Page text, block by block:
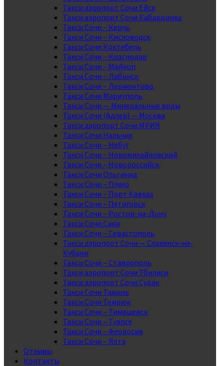
Такси аэропорт Сочи Ейск
Такси аэропорт Сочи Кабардинка
Такси Сочи – Керчь
Такси Сочи – Кисловодск
Такси Сочи Коктебель
Такси Сочи – Краснодар
Такси Сочи – Майкоп
Такси Сочи – Лабинск
Такси Сочи – Лермонтово
Такси Сочи Мариуполь
Такси Сочи — Минеральные воды
Такси Сочи (Адлер) — Москва
Такси аэропорт Сочи МРИЯ
Такси Сочи Нальчик
Такси Сочи – Небуг
Такси Сочи – Новомихайловский
Такси Сочи – Новороссийск
Такси Сочи Ольгинка
Такси Сочи – Пляхо
Такси Сочи – Порт Кавказ
Такси Сочи – Пятигорск
Такси Сочи – Ростов-на-Дону
Такси Сочи Саки
Такси Сочи – Севастополь
Такси аэропорт Сочи — Славянск-на-
Кубани
Такси Сочи – Ставрополь
Такси аэропорт Сочи Тбилиси
Такси аэропорт Сочи Судак
Такси Сочи Тамань
Такси Сочи Темрюк
Такси Сочи – Тимашевск
Такси Сочи – Туапсе
Такси Сочи – Феодосия
Такси Сочи – Ялта
Отзывы
Контакты